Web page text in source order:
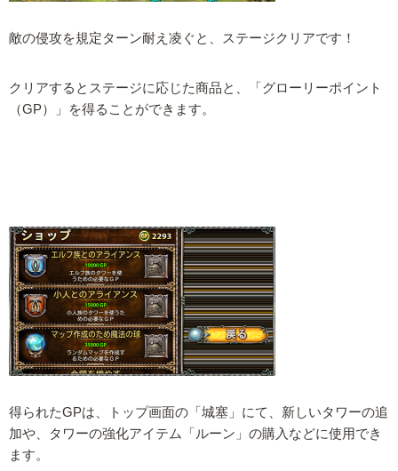
敵の侵攻を規定ターン耐え凌ぐと、ステージクリアです！
クリアするとステージに応じた商品と、「グローリーポイント
（GP）」を得ることができます。
得られたGPは、トップ画面の「城塞」にて、新しいタワーの追
加や、タワーの強化アイテム「ルーン」の購入などに使用でき
ます。